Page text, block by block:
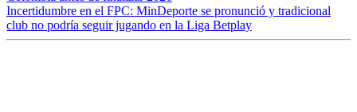
Incertidumbre en el FPC: MinDeporte se pronunció y tradicional
club no podría seguir jugando en la Liga Betplay